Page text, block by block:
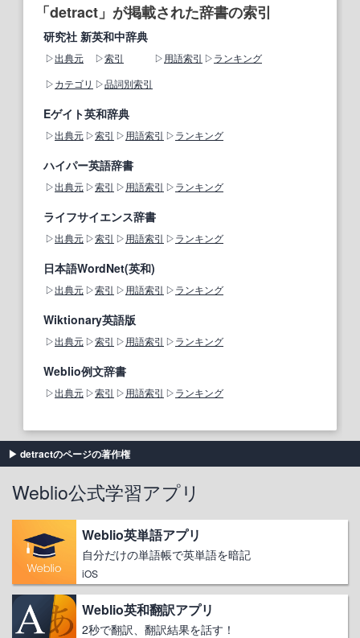
「detract」が掲載された辞書の索引
研究社 新英和中辞典
出典元 索引 用語索引
ランキング
カテゴリ
品詞別索引
Eゲイト英和辞典
出典元 索引 用語索引 ランキング
ハイパー英語辞書
出典元 索引 用語索引 ランキング
ライフサイエンス辞書
出典元 索引 用語索引 ランキング
日本語WordNet(英和)
出典元 索引 用語索引 ランキング
Wiktionary英語版
出典元 索引 用語索引 ランキング
Weblio例文辞書
出典元 索引 用語索引 ランキング
detractのページの著作権
Weblio公式学習アプリ
Weblio英単語アプリ
自分だけの単語帳で英単語を暗記
iOS
Weblio英和翻訳アプリ
2秒で翻訳、翻訳結果を話す！